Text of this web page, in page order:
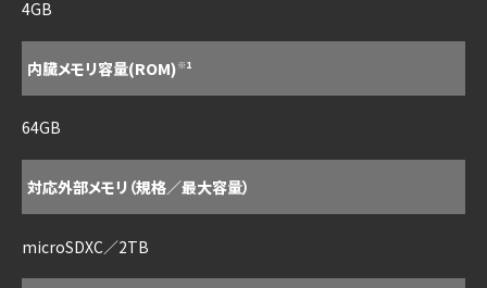
4GB
内臓メモリ容量(ROM)※1
64GB
対応外部メモリ（規格／最大容量）
microSDXC／2TB